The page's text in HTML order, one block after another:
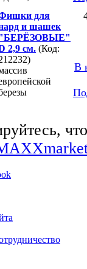
для
и шашек
2,9 см. (Код:
В